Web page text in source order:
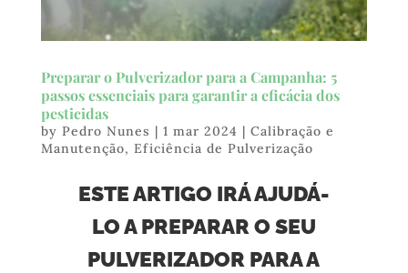
Preparar o Pulverizador para a Campanha: 5
passos essenciais para garantir a eficácia dos
pesticidas
by Pedro Nunes | 1 mar 2024 | Calibração e
Manutenção, Eficiência de Pulverização
ESTE ARTIGO IRÁ AJUDÁ-
LO A PREPARAR O SEU
PULVERIZADOR PARA A